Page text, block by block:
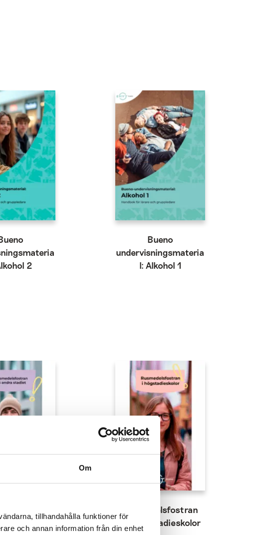
Om
tillhandahålla funktioner för
och annan information från din enhet
2
Bueno
undervisningsmateria
l: Alkohol 1
stadiet
Rusmedelsfostran
för högstadieskolor